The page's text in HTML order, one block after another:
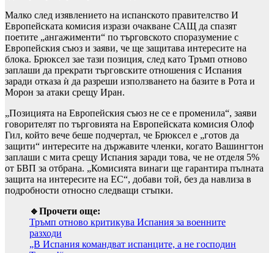
Малко след изявлението на испанското правителство И
Европейската комисия изрази очакване САЩ да спазят
поетите „ангажименти“ по търговското споразумение с
Европейския съюз и заяви, че ще защитава интересите на
блока. Брюксел зае тази позиция, след като Тръмп отново
заплаши да прекрати търговските отношения с Испания
заради отказа ѝ да разреши използването на базите в Рота и
Морон за атаки срещу Иран.
„Позицията на Европейския съюз не се е променила“, заяви
говорителят по търговията на Европейската комисия Олоф
Гил, който вече беше подчертал, че Брюксел е „готов да
защити“ интересите на държавите членки, когато Вашингтон
заплаши с мита срещу Испания заради това, че не отделя 5%
от БВП за отбрана. „Комисията винаги ще гарантира пълната
защита на интересите на ЕС“, добави той, без да навлиза в
подробности относно следващи стъпки.
🔹Прочети още:
Тръмп отново критикува Испания за военните
разходи
„В Испания командват испанците, а не господин